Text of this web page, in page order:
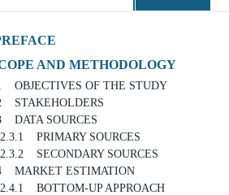
AND METHODOLOGY
OF THE STUDY
SOURCES
PRIMARY SOURCES
SECONDARY SOURCES
ESTIMATION
BOTTOM-UP APPROACH